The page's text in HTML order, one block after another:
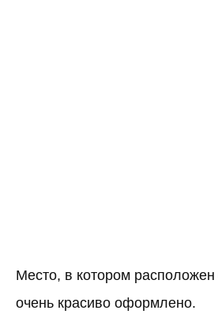
Место, в котором расположен
очень красиво оформлено.